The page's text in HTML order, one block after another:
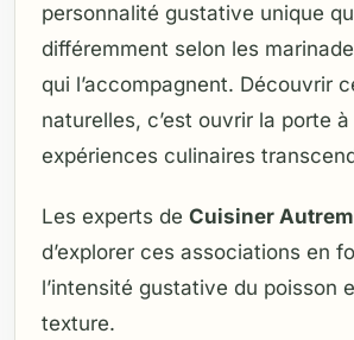
personnalité gustative unique
différemment selon les
qui l’accompagnent. Découvrir
naturelles, c’est ouvrir la porte à
expériences culinaires
Les experts de Cuisiner
d’explorer ces associations en
l’intensité gustative du poisson
texture.